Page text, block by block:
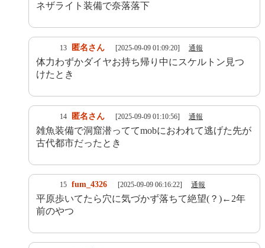
ネザライト装備で奈落落下
13 匿名さん [2025-09-09 01:09:20] 通報
体力わずかダイヤお持ち帰り中にスケルトン見つ
けたとき
14 匿名さん [2025-09-09 01:10:56] 通報
雑魚装備で洞窟潜っててmobにおわれて逃げた先が
古代都市だったとき
15 fum_4326 [2025-09-09 06:16:22] 通報
平原歩いてたら穴に気づかず落ちて絶望(？)←2年
前のやつ